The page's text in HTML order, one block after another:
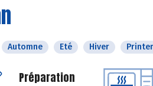
Automne Eté Hiver
Préparation